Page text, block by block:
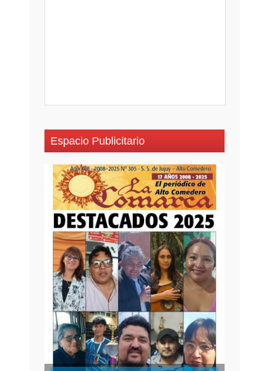
Espacio Publicitario